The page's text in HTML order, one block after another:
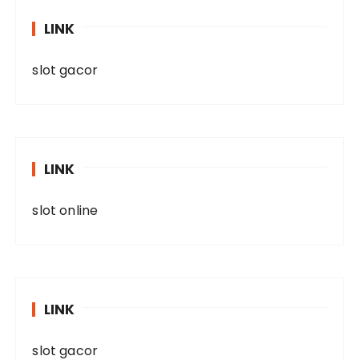
LINK
slot gacor
LINK
slot online
LINK
slot gacor